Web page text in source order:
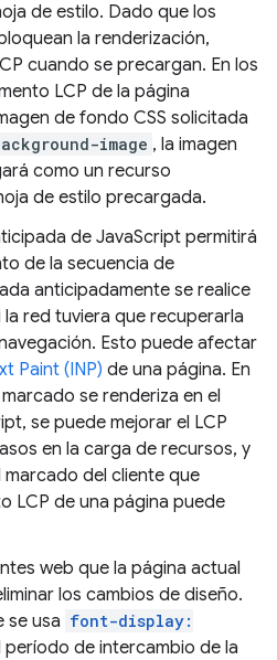
de estilo. Dado que los
la renderización,
cuando se precargan. En los
LCP de la página
de fondo CSS solicitada
image , la imagen
como un recurso
de estilo precargada.
de JavaScript permitirá
de la secuencia de
anticipadamente se realice
red tuviera que recuperarla
Esto puede afectar
Paint (INP) de una página. En
se renderiza en el
se puede mejorar el LCP
en la carga de recursos, y
del cliente que
LCP de una página puede
web que la página actual
los cambios de diseño.
se usa font-display:
período de intercambio de la